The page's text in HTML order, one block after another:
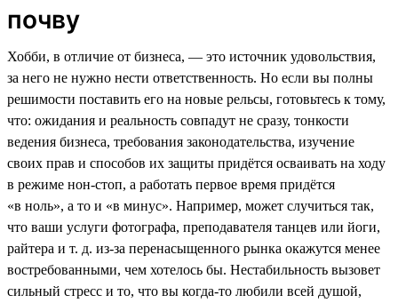
почву
Хобби, в отличие от бизнеса, — это источник удовольствия,
за него не нужно нести ответственность. Но если вы полны
решимости поставить его на новые рельсы, готовьтесь к тому,
что: ожидания и реальность совпадут не сразу, тонкости
ведения бизнеса, требования законодательства, изучение
своих прав и способов их защиты придётся осваивать на ходу
в режиме нон-стоп, а работать первое время придётся
«в ноль», а то и «в минус». Например, может случиться так,
что ваши услуги фотографа, преподавателя танцев или йоги,
райтера и т. д. из-за перенасыщенного рынка окажутся менее
востребованными, чем хотелось бы. Нестабильность вызовет
сильный стресс и то, что вы когда-то любили всей душой,